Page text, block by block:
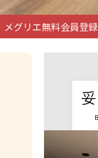
メグリエ無料会員登録